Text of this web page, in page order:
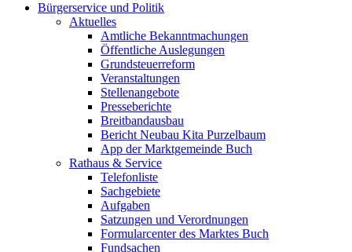
Bürgerservice und Politik
Aktuelles
Amtliche Bekanntmachungen
Öffentliche Auslegungen
Grundsteuerreform
Veranstaltungen
Stellenangebote
Presseberichte
Breitbandausbau
Bericht Neubau Kita Purzelbaum
App der Marktgemeinde Buch
Rathaus & Service
Telefonliste
Sachgebiete
Aufgaben
Satzungen und Verordnungen
Formularcenter des Marktes Buch
Fundsachen